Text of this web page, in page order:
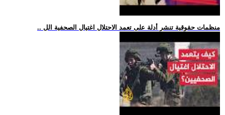
.. منظمات حقوقية تنشر أدلة على تعمد الاحتلال اغتيال الصحفية الل